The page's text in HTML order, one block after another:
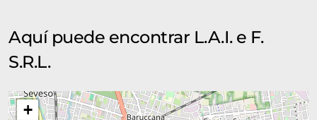
Aquí puede encontrar L.A.I. e F.
S.R.L.
+